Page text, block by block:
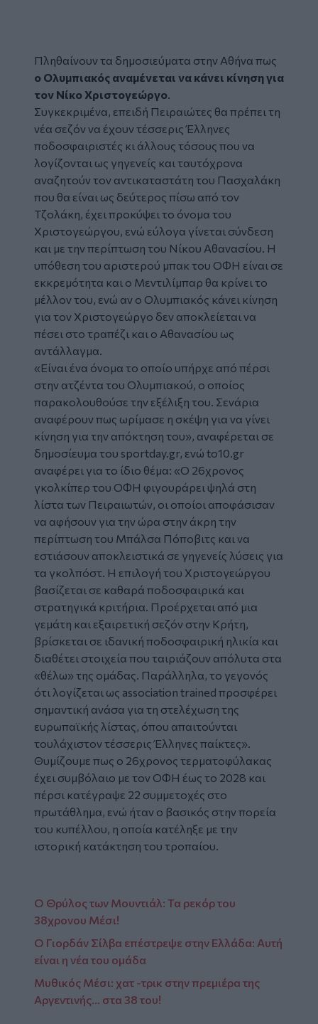
Πληθαίνουν τα δημοσιεύματα στην Αθήνα πως
ο Ολυμπιακός αναμένεται να κάνει κίνηση για
τον Νίκο Χριστογεώργο.
Συγκεκριμένα, επειδή Πειραιώτες θα πρέπει τη
νέα σεζόν να έχουν τέσσερις Έλληνες
ποδοσφαιριστές κι άλλους τόσους που να
λογίζονται ως γηγενείς και ταυτόχρονα
αναζητούν τον αντικαταστάτη του Πασχαλάκη
που θα είναι ως δεύτερος πίσω από τον
Τζολάκη, έχει προκύψει το όνομα του
Χριστογεώργου, ενώ εύλογα γίνεται σύνδεση
και με την περίπτωση του Νίκου Αθανασίου. Η
υπόθεση του αριστερού μπακ του ΟΦΗ είναι σε
εκκρεμότητα και ο Μεντιλίμπαρ θα κρίνει το
μέλλον του, ενώ αν ο Ολυμπιακός κάνει κίνηση
για τον Χριστογεώργο δεν αποκλείεται να
πέσει στο τραπέζι και ο Αθανασίου ως
αντάλλαγμα.
«Είναι ένα όνομα το οποίο υπήρχε από πέρσι
στην ατζέντα του Ολυμπιακού, ο οποίος
παρακολουθούσε την εξέλιξη του. Σενάρια
αναφέρουν πως ωρίμασε η σκέψη για να γίνει
κίνηση για την απόκτηση του», αναφέρεται σε
δημοσίευμα του sportday.gr, ενώ to10.gr
αναφέρει για το ίδιο θέμα: «Ο 26χρονος
γκολκίπερ του ΟΦΗ φιγουράρει ψηλά στη
λίστα των Πειραιωτών, οι οποίοι αποφάσισαν
να αφήσουν για την ώρα στην άκρη την
περίπτωση του Μπάλσα Πόποβιτς και να
εστιάσουν αποκλειστικά σε γηγενείς λύσεις για
τα γκολπόστ. Η επιλογή του Χριστογεώργου
βασίζεται σε καθαρά ποδοσφαιρικά και
στρατηγικά κριτήρια. Προέρχεται από μια
γεμάτη και εξαιρετική σεζόν στην Κρήτη,
βρίσκεται σε ιδανική ποδοσφαιρική ηλικία και
διαθέτει στοιχεία που ταιριάζουν απόλυτα στα
«θέλω» της ομάδας. Παράλληλα, το γεγονός
ότι λογίζεται ως association trained προσφέρει
σημαντική ανάσα για τη στελέχωση της
ευρωπαϊκής λίστας, όπου απαιτούνται
τουλάχιστον τέσσερις Έλληνες παίκτες».
Θυμίζουμε πως ο 26χρονος τερματοφύλακας
έχει συμβόλαιο με τον ΟΦΗ έως το 2028 και
πέρσι κατέγραψε 22 συμμετοχές στο
πρωτάθλημα, ενώ ήταν ο βασικός στην πορεία
του κυπέλλου, η οποία κατέληξε με την
ιστορική κατάκτηση του τροπαίου.
Ο Θρύλος των Μουντιάλ: Τα ρεκόρ του
38χρονου Μέσι!
Ο Γιορδάν Σίλβα επέστρεψε στην Ελλάδα: Αυτή
είναι η νέα του ομάδα
Μυθικός Μέσι: χατ -τρικ στην πρεμιέρα της
Αργεντινής… στα 38 του!